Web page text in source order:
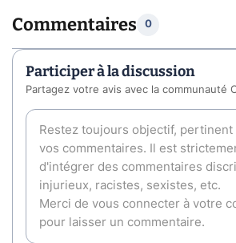
Commentaires 0
Participer à la discussion
Partagez votre avis avec la communauté